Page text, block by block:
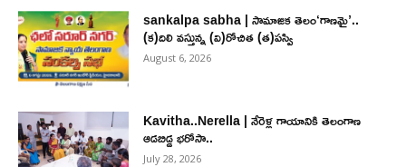
sankalpa sabha | సామాజిక తెలం‘గాణమై’..
(క)దిలి వస్తున్న (వి)రోచిత (త)పస్వి
August 6, 2026
Kavitha..Nerella | నేరెళ్ల గాయానికి తెలంగాణ
ఆడబిడ్డ భరోసా..
July 28, 2026